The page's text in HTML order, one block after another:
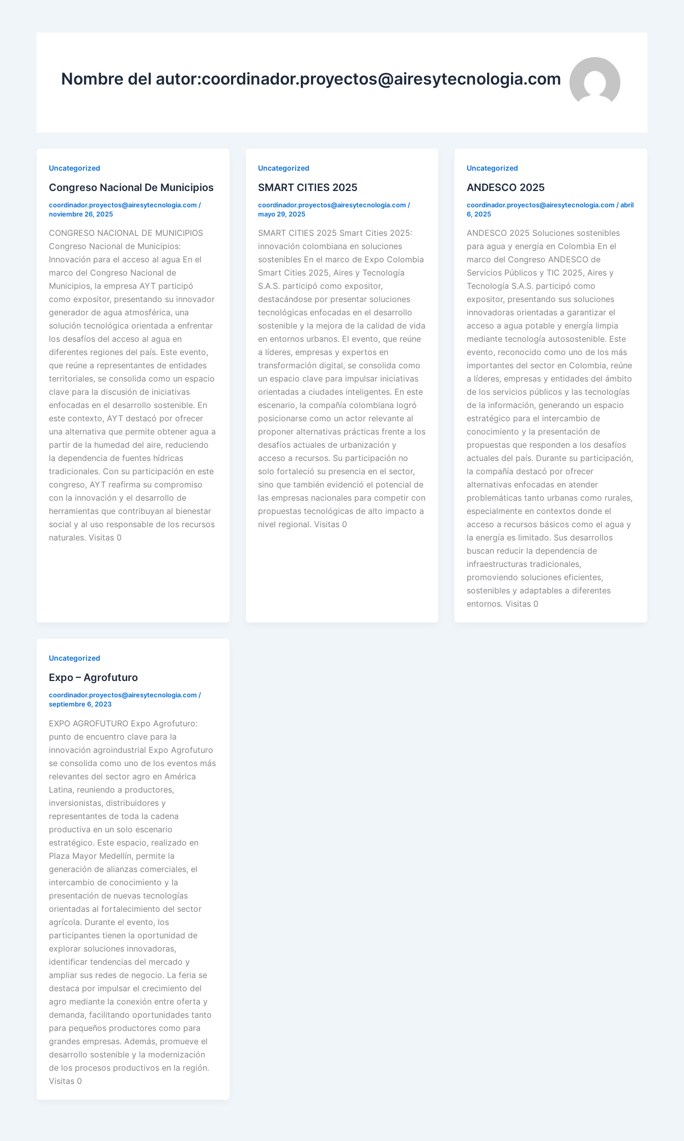
Nombre del autor:coordinador.proyectos@airesytecnologia.com
Uncategorized
Congreso Nacional De Municipios
coordinador.proyectos@airesytecnologia.com /
noviembre 26, 2025
CONGRESO NACIONAL DE MUNICIPIOS
Congreso Nacional de Municipios:
Innovación para el acceso al agua En el
marco del Congreso Nacional de
Municipios, la empresa AYT participó
como expositor, presentando su innovador
generador de agua atmosférica, una
solución tecnológica orientada a enfrentar
los desafíos del acceso al agua en
diferentes regiones del país. Este evento,
que reúne a representantes de entidades
territoriales, se consolida como un espacio
clave para la discusión de iniciativas
enfocadas en el desarrollo sostenible. En
este contexto, AYT destacó por ofrecer
una alternativa que permite obtener agua a
partir de la humedad del aire, reduciendo
la dependencia de fuentes hídricas
tradicionales. Con su participación en este
congreso, AYT reafirma su compromiso
con la innovación y el desarrollo de
herramientas que contribuyan al bienestar
social y al uso responsable de los recursos
naturales. Visitas 0
Uncategorized
SMART CITIES 2025
coordinador.proyectos@airesytecnologia.com /
mayo 29, 2025
SMART CITIES 2025 Smart Cities 2025:
innovación colombiana en soluciones
sostenibles En el marco de Expo Colombia
Smart Cities 2025, Aires y Tecnología
S.A.S. participó como expositor,
destacándose por presentar soluciones
tecnológicas enfocadas en el desarrollo
sostenible y la mejora de la calidad de vida
en entornos urbanos. El evento, que reúne
a líderes, empresas y expertos en
transformación digital, se consolida como
un espacio clave para impulsar iniciativas
orientadas a ciudades inteligentes. En este
escenario, la compañía colombiana logró
posicionarse como un actor relevante al
proponer alternativas prácticas frente a los
desafíos actuales de urbanización y
acceso a recursos. Su participación no
solo fortaleció su presencia en el sector,
sino que también evidenció el potencial de
las empresas nacionales para competir con
propuestas tecnológicas de alto impacto a
nivel regional. Visitas 0
Uncategorized
ANDESCO 2025
coordinador.proyectos@airesytecnologia.com /abril
6, 2025
ANDESCO 2025 Soluciones sostenibles
para agua y energía en Colombia En el
marco del Congreso ANDESCO de
Servicios Públicos y TIC 2025, Aires y
Tecnología S.A.S. participó como
expositor, presentando sus soluciones
innovadoras orientadas a garantizar el
acceso a agua potable y energía limpia
mediante tecnología autosostenible. Este
evento, reconocido como uno de los más
importantes del sector en Colombia, reúne
a líderes, empresas y entidades del ámbito
de los servicios públicos y las tecnologías
de la información, generando un espacio
estratégico para el intercambio de
conocimiento y la presentación de
propuestas que responden a los desafíos
actuales del país. Durante su participación,
la compañía destacó por ofrecer
alternativas enfocadas en atender
problemáticas tanto urbanas como rurales,
especialmente en contextos donde el
acceso a recursos básicos como el agua y
la energía es limitado. Sus desarrollos
buscan reducir la dependencia de
infraestructuras tradicionales,
promoviendo soluciones eficientes,
sostenibles y adaptables a diferentes
entornos. Visitas 0
Uncategorized
Expo – Agrofuturo
coordinador.proyectos@airesytecnologia.com /
septiembre 6, 2023
EXPO AGROFUTURO Expo Agrofuturo:
punto de encuentro clave para la
innovación agroindustrial Expo Agrofuturo
se consolida como uno de los eventos más
relevantes del sector agro en América
Latina, reuniendo a productores,
inversionistas, distribuidores y
representantes de toda la cadena
productiva en un solo escenario
estratégico. Este espacio, realizado en
Plaza Mayor Medellín, permite la
generación de alianzas comerciales, el
intercambio de conocimiento y la
presentación de nuevas tecnologías
orientadas al fortalecimiento del sector
agrícola. Durante el evento, los
participantes tienen la oportunidad de
explorar soluciones innovadoras,
identificar tendencias del mercado y
ampliar sus redes de negocio. La feria se
destaca por impulsar el crecimiento del
agro mediante la conexión entre oferta y
demanda, facilitando oportunidades tanto
para pequeños productores como para
grandes empresas. Además, promueve el
desarrollo sostenible y la modernización
de los procesos productivos en la región.
Visitas 0